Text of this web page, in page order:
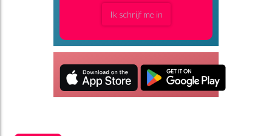
Ik schrijf me in